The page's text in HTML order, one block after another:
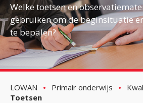
Welke toetsen en
gebruiken om de beginsituatie
te bepalen?
LOWAN Primair onderwijs
Toetsen